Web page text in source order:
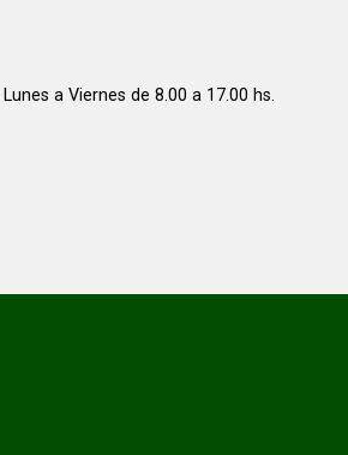
Lunes a Viernes de 8.00 a 17.00 hs.